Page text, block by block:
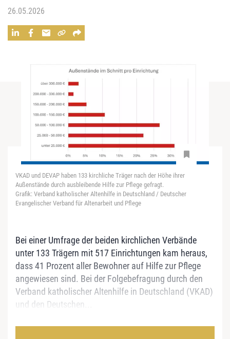
26.05.2026
VKAD und DEVAP haben 133 kirchliche Träger nach der Höhe ihrer
Außenstände durch ausbleibende Hilfe zur Pflege gefragt.
Grafik: Verband katholischer Altenhilfe in Deutschland / Deutscher
Evangelischer Verband für Altenarbeit und Pflege
Bei einer Umfrage der beiden kirchlichen Verbände
unter 133 Trägern mit 517 Einrichtungen kam heraus,
dass 41 Prozent aller Bewohner auf Hilfe zur Pflege
angewiesen sind. Bei der Folgebefragung durch den
Verband katholischer Altenhilfe in Deutschland (VKAD)
und den Deutschen...